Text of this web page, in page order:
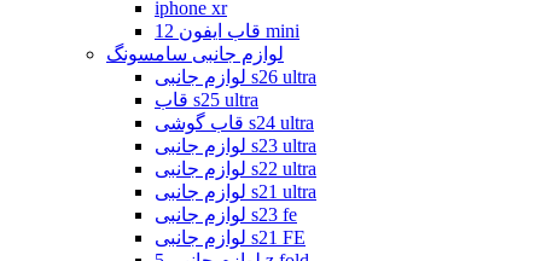
iphone xr
قاب ایفون 12 mini
لوازم جانبی سامسونگ
لوازم جانبی s26 ultra
قاب s25 ultra
قاب گوشی s24 ultra
لوازم جانبی s23 ultra
لوازم جانبی s22 ultra
لوازم جانبی s21 ultra
لوازم جانبی s23 fe
لوازم جانبی s21 FE